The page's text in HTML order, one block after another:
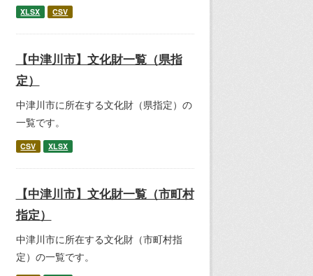
XLSX CSV
【中津川市】文化財一覧（県指
定）
中津川市に所在する文化財（県指定）の
一覧です。
CSV XLSX
【中津川市】文化財一覧（市町村
指定）
中津川市に所在する文化財（市町村指
定）の一覧です。